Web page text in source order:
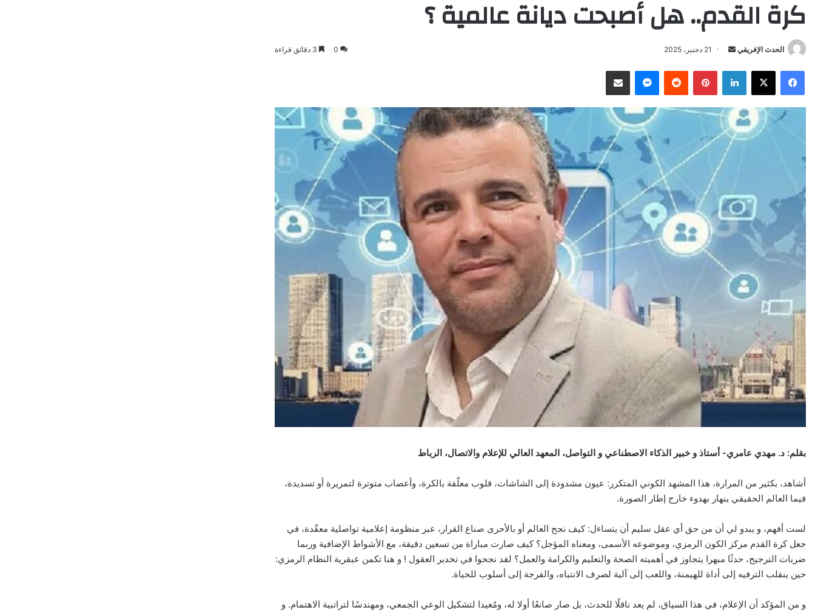
كرة القدم.. هل أصبحت ديانة عالمية ؟
الحدث الإفريقي
Send 21 دجنبر، 2025 0
Facebook
X
LinkedIn
Pinterest
Reddit
Messengerانشر عبر البريد الإلكتروني
بقلم: د. مهدي عامري- أستاذ و خبير الذكاء الاصطناعي و التواصل، المعهد العالي للإعلام والاتصال، الرباط
أشاهد، بكثير من المرارة، هذا المشهد الكوني المتكرر: عيون مشدودة إلى الشاشات، قلوب معلّقة بالكرة، وأعصاب متوترة لتمريرة أو تسديدة،
فيما العالم الحقيقي ينهار بهدوء خارج إطار الصورة.
لست أفهم، و يبدو لي أن من حق أي عقل سليم أن يتساءل: كيف نجح العالم أو بالأحرى صناع القرار، عبر منظومة إعلامية تواصلية معقّدة، في
جعل كرة القدم مركز الكون الرمزي، وموضوعه الأسمى، ومعناه المؤجل؟ كيف صارت مباراة من تسعين دقيقة، مع الأشواط الإضافية وربما
ضربات الترجيح، حدثًا مبهرا يتجاوز في أهميته الصحة والتعليم والكرامة والعمل؟ لقد نجحوا في تخدير العقول ! و هنا تكمن عبقرية النظام الرمزي:
حين ينقلب الترفيه إلى أداة للهيمنة، واللعب إلى آلية لصرف الانتباه، والفرجة إلى أسلوب للحياة.
و من المؤكد أن الإعلام، في هذا السياق، لم يعد ناقلًا للحدث، بل صار صانعًا أولا له، ومُعيدا لتشكيل الوعي الجمعي، ومهندسًا لتراتبية الاهتمام. و